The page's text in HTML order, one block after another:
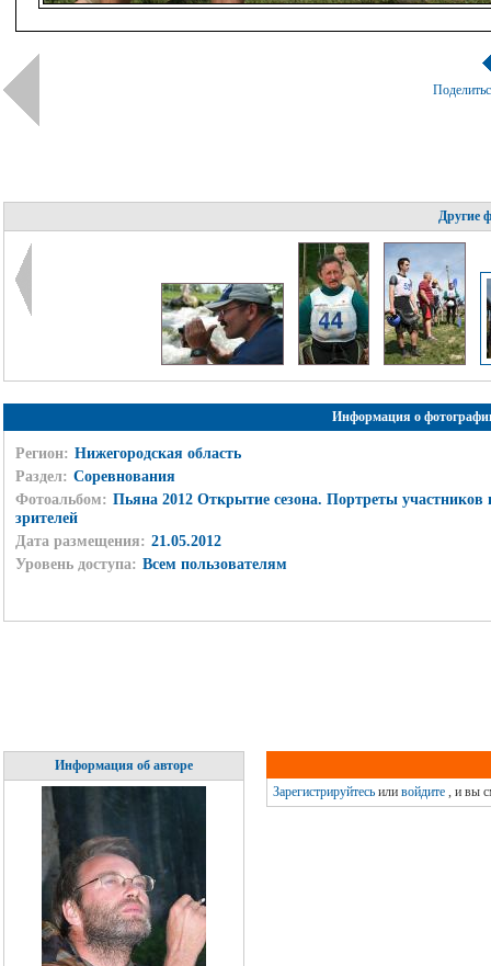
Другие
Информация о
Регион: Нижегородская область
Раздел: Соревнования
Фотоальбом: Пьяна 2012 Открытие сезона. Портреты участников
зрителей
Дата размещения: 21.05.2012
Уровень доступа: Всем пользователям
Информация об авторе
Зарегистрируйтесьили войдите, и вы